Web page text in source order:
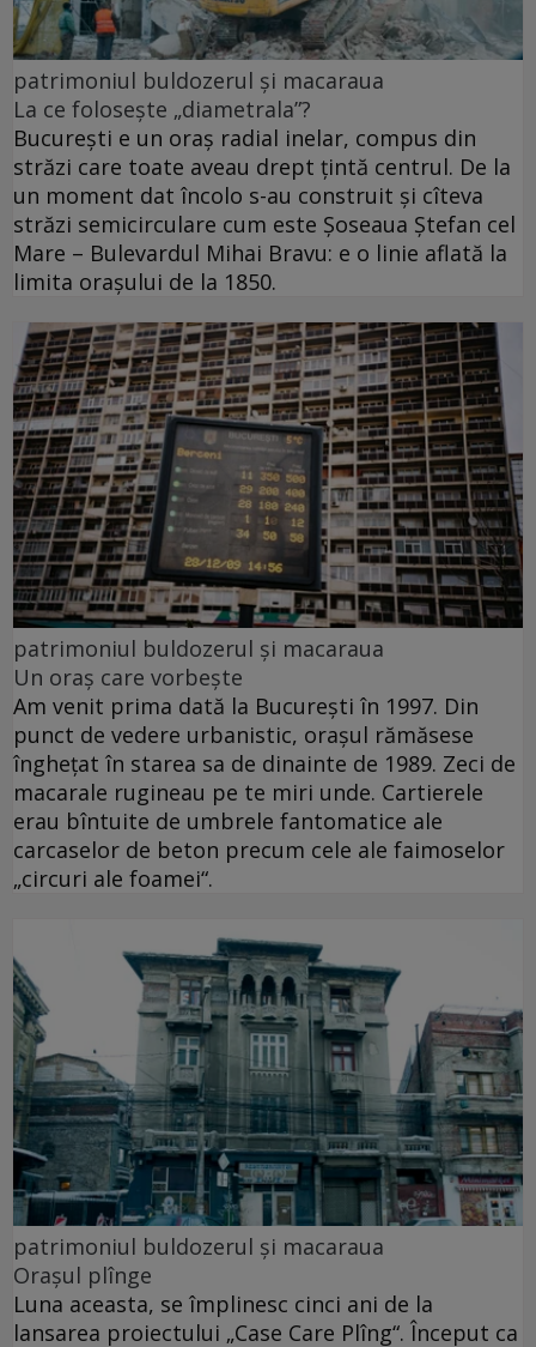
patrimoniul buldozerul și macaraua
La ce folosește „diametrala”?
Bucureşti e un oraş radial inelar, compus din
străzi care toate aveau drept ţintă centrul. De la
un moment dat încolo s-au construit şi cîteva
străzi semicirculare cum este Şoseaua Ştefan cel
Mare – Bulevardul Mihai Bravu: e o linie aflată la
limita oraşului de la 1850.
patrimoniul buldozerul și macaraua
Un oraș care vorbește
Am venit prima dată la Bucureşti în 1997. Din
punct de vedere urbanistic, oraşul rămăsese
îngheţat în starea sa de dinainte de 1989. Zeci de
macarale rugineau pe te miri unde. Cartierele
erau bîntuite de umbrele fantomatice ale
carcaselor de beton precum cele ale faimoselor
„circuri ale foamei“.
patrimoniul buldozerul și macaraua
Orașul plînge
Luna aceasta, se împlinesc cinci ani de la
lansarea proiectului „Case Care Plîng“. Început ca